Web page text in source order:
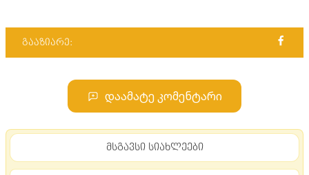
გააზიარე:
დაამატე კომენტარი
მსგავსი სიახლეები